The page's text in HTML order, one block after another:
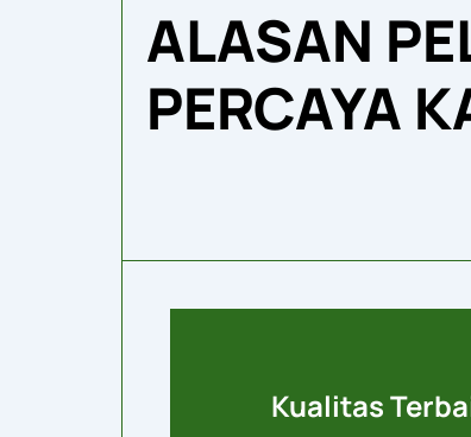
ALASAN
PERCAYA
Kualitas